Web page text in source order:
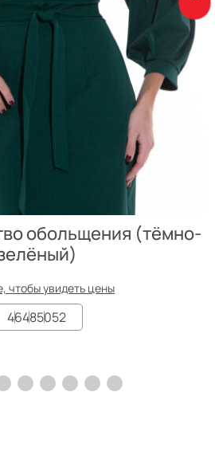
обольщения (тёмно-
чтобы увидеть цены
46485052